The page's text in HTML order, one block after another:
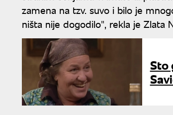
zamena na tzv. suvo i bilo je
ništa nije dogodilo", rekla je Zlata
Sto